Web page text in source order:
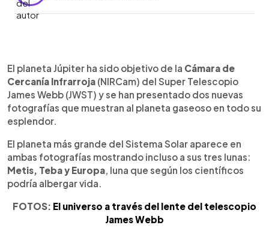
Escuchar artículo
El planeta Júpiter ha sido objetivo de la Cámara de
Cercanía Infrarroja (NIRCam) del Super Telescopio
James Webb (JWST) y se han presentado dos nuevas
fotografías que muestran al planeta gaseoso en todo su
esplendor.
El planeta más grande del Sistema Solar aparece en
ambas fotografías mostrando incluso a sus tres lunas:
Metis, Teba y Europa , luna que según los científicos
podría albergar vida.
FOTOS: El universo a través del lente del telescopio
James Webb